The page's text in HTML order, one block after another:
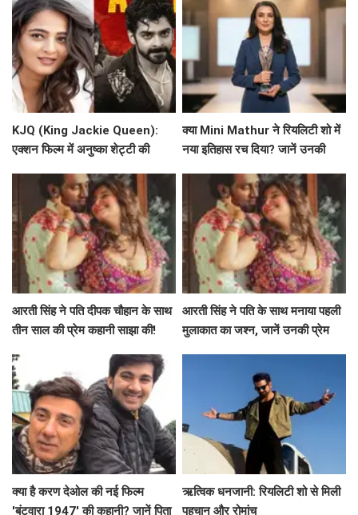
KJQ (King Jackie Queen):
एक्शन फिल्म में अनुष्का शेट्टी की
क्या Mini Mathur ने रियलिटी शो में
नया इतिहास रच दिया? जानें उनकी
आरती सिंह ने पति दीपक चौहान के साथ
तीन साल की प्रेम कहानी साझा की!
आरती सिंह ने पति के साथ मनाया पहली
मुलाकात का जश्न, जानें उनकी प्रेम
क्या है करण देओल की नई फिल्म
'बंटवारा 1947' की कहानी? जानें पिता
ऋत्विक धनजानी: रियलिटी शो से मिली
पहचान और रोमांच